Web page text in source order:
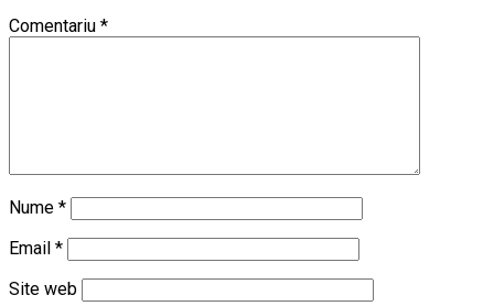
Comentariu *
Nume *
Email *
Site web